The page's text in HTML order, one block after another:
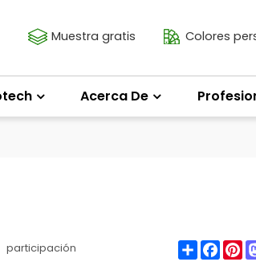
Muestra gratis Colores
Acerca De
participación Share